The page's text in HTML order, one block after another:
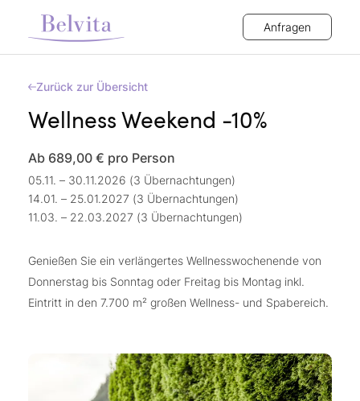
Anfragen
Zurück zur Übersicht
Wellness Weekend -10%
Ab 689,00 € pro Person
05.11. – 30.11.2026 (3 Übernachtungen)
14.01. – 25.01.2027 (3 Übernachtungen)
11.03. – 22.03.2027 (3 Übernachtungen)
Genießen Sie ein verlängertes Wellnesswochenende von
Donnerstag bis Sonntag oder Freitag bis Montag inkl.
Eintritt in den 7.700 m² großen Wellness- und Spabereich.